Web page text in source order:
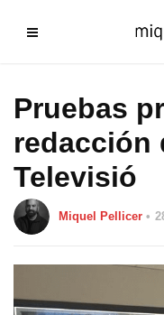
Pruebas
redacción
Televisió
Miquel Pellicer